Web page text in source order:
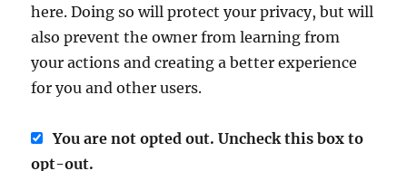
here. Doing so will protect your privacy, but will
also prevent the owner from learning from
your actions and creating a better experience
for you and other users.
You are not opted out. Uncheck this box to
opt-out.